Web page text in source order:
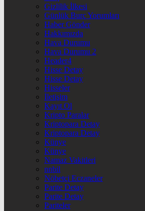
Gizlilik İlkesi
Günlük Burç Yorumları
Haber Gönder
Hakkımızda
Hava Durumu
Hava Durumu 2
Header4
Hisse Detay
Hisse Detay
Hisseler
İletişim
Kayıt Ol
Kripto Paralar
Kriptopara Detay
Kriptopara Detay
Künye
Künye
Namaz Vakitleri
nnbil
Nöbetçi Eczaneler
Parite Detay
Parite Detay
Pariteler